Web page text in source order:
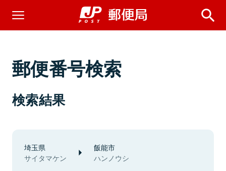
郵便番号検索
検索結果
埼玉県
サイタマケン
飯能市
ハンノウシ